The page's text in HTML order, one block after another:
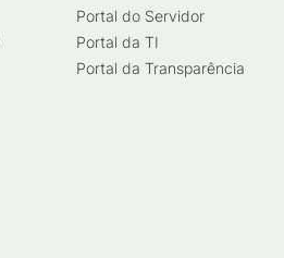
Portal do Servidor
Portal da TI
Portal da Transparência